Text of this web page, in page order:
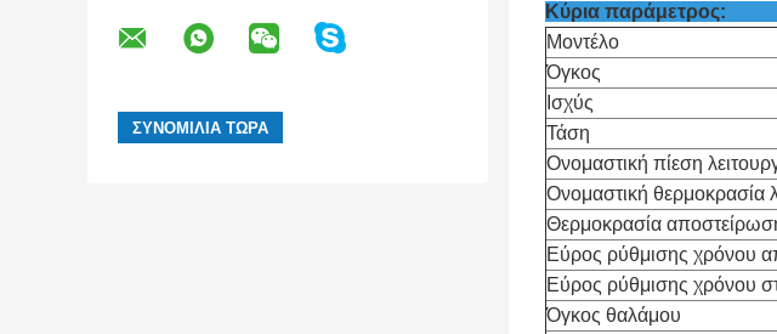
Μοντέλο
Όγκος
Ισχύς
Τάση
Ονομαστική πίεση
Ονομαστική θερμοκρασία
Θερμοκρασία
Εύρος ρύθμισης χρόνου
Εύρος ρύθμισης χρόνου
Όγκος θαλάμου